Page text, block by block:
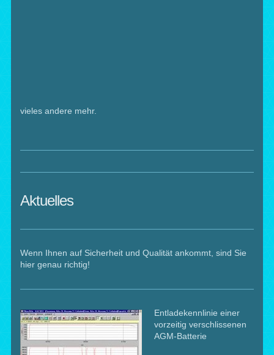
vieles andere mehr.
Aktuelles
Wenn Ihnen auf Sicherheit und Qualität ankommt, sind Sie
hier genau richtig!
Entladekennlinie einer
vorzeitig verschlissenen
AGM-Batterie